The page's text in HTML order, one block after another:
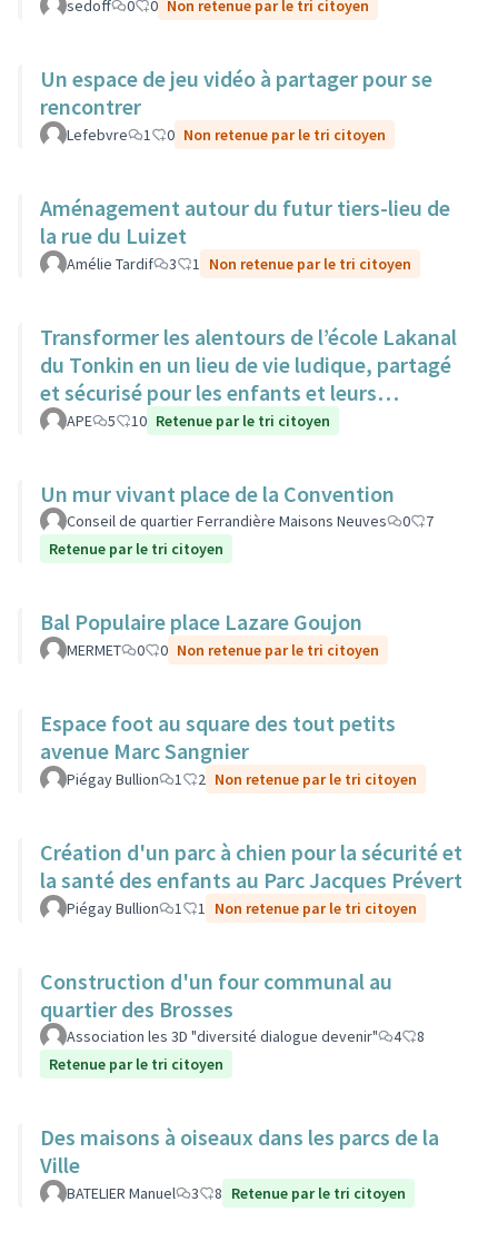
sedoff 0 0 Non retenue par le tri citoyen
Un espace de jeu vidéo à partager pour se
rencontrer
Lefebvre 1 0 Non retenue par le tri citoyen
Aménagement autour du futur tiers-lieu de
la rue du Luizet
Amélie Tardif 3 1 Non retenue par le tri citoyen
Transformer les alentours de l’école Lakanal
du Tonkin en un lieu de vie ludique, partagé
et sécurisé pour les enfants et leurs
familles.
APE 5 10 Retenue par le tri citoyen
Un mur vivant place de la Convention
Conseil de quartier Ferrandière Maisons Neuves 0
7
Retenue par le tri citoyen
Bal Populaire place Lazare Goujon
MERMET 0 0 Non retenue par le tri citoyen
Espace foot au square des tout petits
avenue Marc Sangnier
Piégay Bullion 1 2 Non retenue par le tri citoyen
Création d'un parc à chien pour la sécurité et
la santé des enfants au Parc Jacques Prévert
Piégay Bullion 1 1 Non retenue par le tri citoyen
Construction d'un four communal au
quartier des Brosses
Association les 3D "diversité dialogue devenir" 4
8
Retenue par le tri citoyen
Des maisons à oiseaux dans les parcs de la
Ville
BATELIER Manuel 3 8 Retenue par le tri citoyen